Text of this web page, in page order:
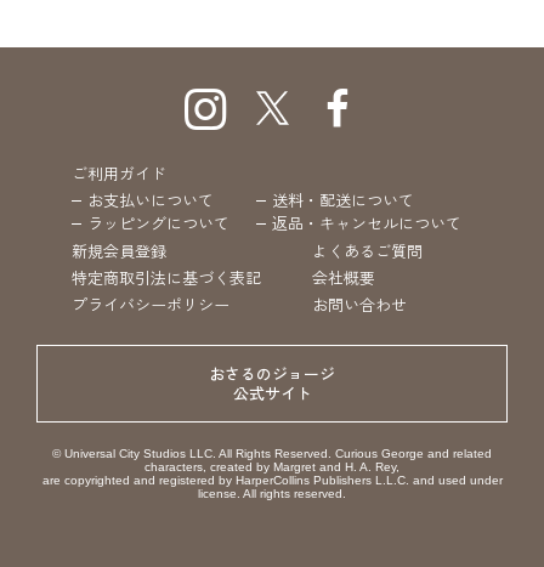
ご利用ガイド
お支払いについて
送料・配送について
ラッピングについて
返品・キャンセルについて
新規会員登録
よくあるご質問
特定商取引法に基づく表記
会社概要
プライバシーポリシー
お問い合わせ
おさるのジョージ
公式サイト
© Universal City Studios LLC. All Rights Reserved. Curious George and related
characters, created by Margret and H. A. Rey,
are copyrighted and registered by HarperCollins Publishers L.L.C. and used under
license. All rights reserved.